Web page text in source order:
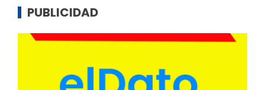
PUBLICIDAD